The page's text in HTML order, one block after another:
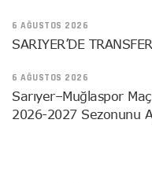
6 AĞUSTOS 2026
SARIYER’DE
6 AĞUSTOS 2026
Sarıyer–Muğlaspor
2026-2027 Sezonunu